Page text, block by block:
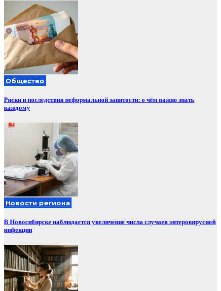
Общество
Риски и последствия неформальной занятости: о чём важно знать
каждому
Новости региона
В Новосибирске наблюдается увеличение числа случаев энтеровирусной
инфекции